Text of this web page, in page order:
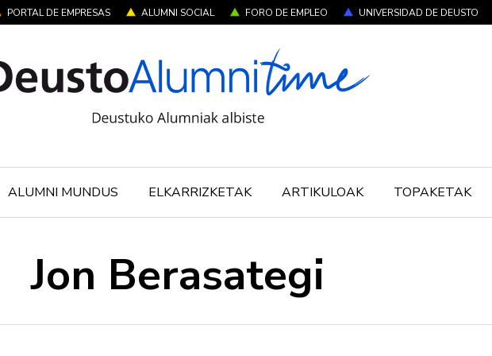
PORTAL DE EMPRESAS ALUMNI SOCIAL FORO DE EMPLEO UNIVERSIDAD DE DEUSTO
ALUMNI MUNDUS ELKARRIZKETAK ARTIKULOAK TOPAKETAK
Jon Berasategi